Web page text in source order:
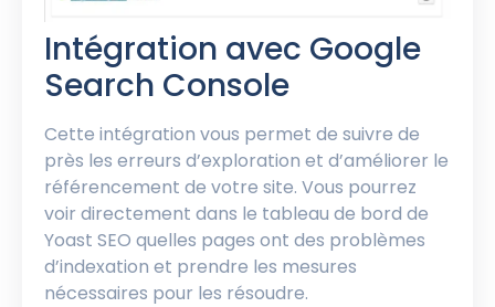
Intégration avec Google
Search Console
Cette intégration vous permet de suivre de
près les erreurs d’exploration et d’améliorer le
référencement de votre site. Vous pourrez
voir directement dans le tableau de bord de
Yoast SEO quelles pages ont des problèmes
d’indexation et prendre les mesures
nécessaires pour les résoudre.